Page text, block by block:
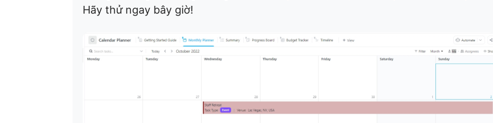
Hãy thử ngay bây giờ!